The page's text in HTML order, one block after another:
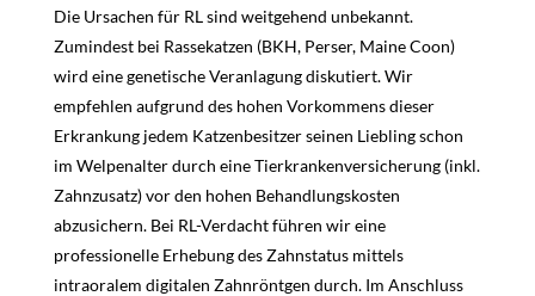
Die Ursachen für RL sind weitgehend unbekannt.
Zumindest bei Rassekatzen (BKH, Perser, Maine Coon)
wird eine genetische Veranlagung diskutiert. Wir
empfehlen aufgrund des hohen Vorkommens dieser
Erkrankung jedem Katzenbesitzer seinen Liebling schon
im Welpenalter durch eine Tierkrankenversicherung (inkl.
Zahnzusatz) vor den hohen Behandlungskosten
abzusichern. Bei RL-Verdacht führen wir eine
professionelle Erhebung des Zahnstatus mittels
intraoralem digitalen Zahnröntgen durch. Im Anschluss